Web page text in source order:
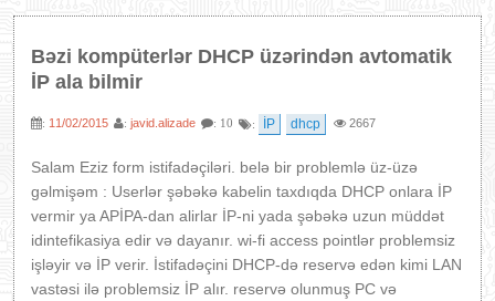
PROQRAMLAR
IT LÜĞƏT
XƏBƏRLƏR
Bəzi kompüterlər DHCP üzərindən avtomatik
İP ala bilmir
: 11/02/2015 : javid.alizade : 10 : İP dhcp 2667
Salam Eziz form istifadəçiləri. belə bir problemlə üz-üzə
gəlmişəm : Userlər şəbəkə kabelin taxdıqda DHCP onlara İP
vermir ya APİPA-dan alirlar İP-ni yada şəbəkə uzun müddət
idintefikasiya edir və dayanır. wi-fi access pointlər problemsiz
işləyir və İP verir. İstifadəçini DHCP-də reservə edən kimi LAN
vastəsi ilə problemsiz İP alır. reservə olunmuş PC və